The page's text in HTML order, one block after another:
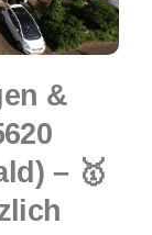
&
– 🥇